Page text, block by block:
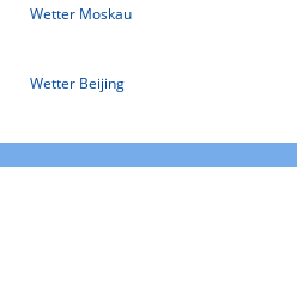
Wetter Moskau
Wetter Beijing